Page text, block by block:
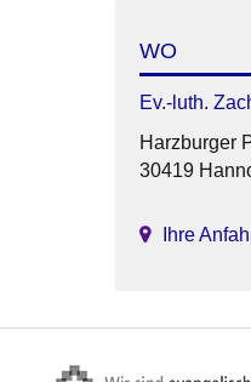
WO
Ev.-luth.
Harzburger
30419
Ihre